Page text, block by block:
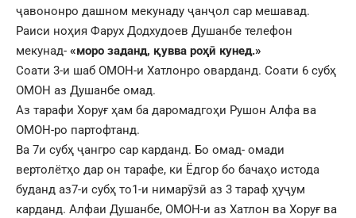
ҷавононро дашном мекунаду ҷанҷол сар мешавад.
Раиси ноҳия Фарух Додхудоев Душанбе телефон
мекунад- «моро заданд, қувва роҳӣ кунед.»
Соати 3-и шаб ОМОН-и Хатлонро оварданд. Соати 6 субҳ
ОМОН аз Душанбе омад.
Аз тарафи Хоруғ ҳам ба даромадгоҳи Рушон Алфа ва
ОМОН-ро партофтанд.
Ва 7и субҳ ҷангро сар карданд. Бо омад- омади
вертолётҳо дар он тарафе, ки Ёдгор бо бачаҳо истода
буданд аз7-и субҳ то1-и нимарӯзӣ аз 3 тараф ҳуҷум
карданд. Алфаи Душанбе, ОМОН-и аз Хатлон ва Хоруғ ва